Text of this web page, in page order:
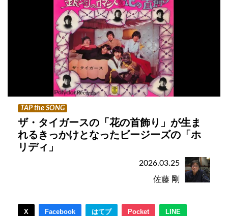
TAP the SONG
ザ・タイガースの「花の首飾り」が生ま
れるきっかけとなったビージーズの「ホ
リディ」
2026.03.25
佐藤 剛
X Facebook はてブ Pocket LINE